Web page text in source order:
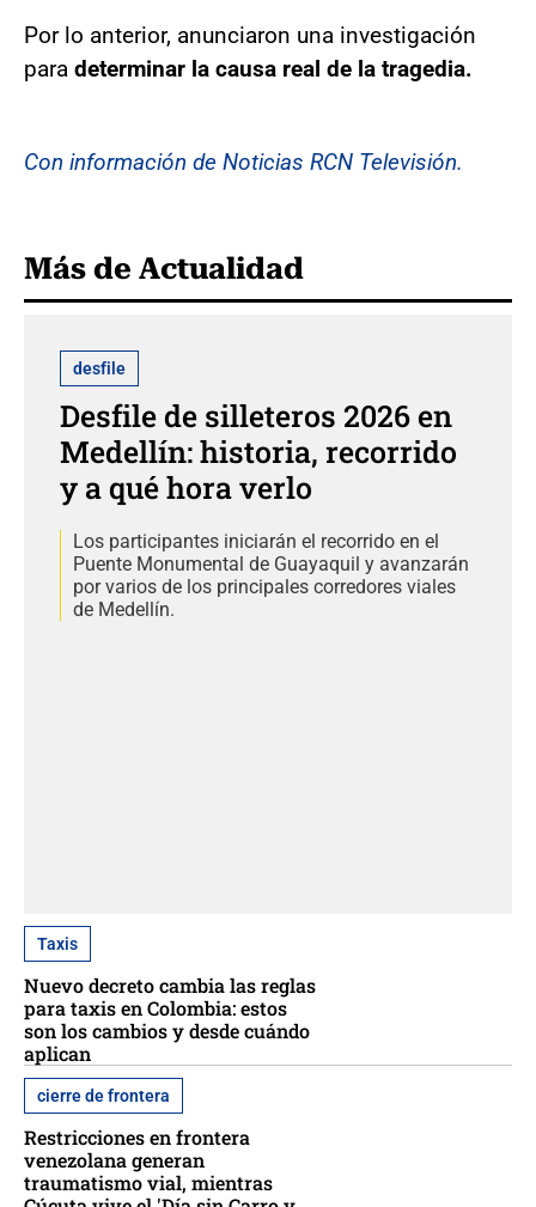
Por lo anterior, anunciaron una investigación
para determinar la causa real de la tragedia.
Con información de Noticias RCN Televisión.
Más de Actualidad
desfile
Desfile de silleteros 2026 en
Medellín: historia, recorrido
y a qué hora verlo
Los participantes iniciarán el recorrido en el
Puente Monumental de Guayaquil y avanzarán
por varios de los principales corredores viales
de Medellín.
Taxis
Nuevo decreto cambia las reglas
para taxis en Colombia: estos
son los cambios y desde cuándo
aplican
cierre de frontera
Restricciones en frontera
venezolana generan
traumatismo vial, mientras